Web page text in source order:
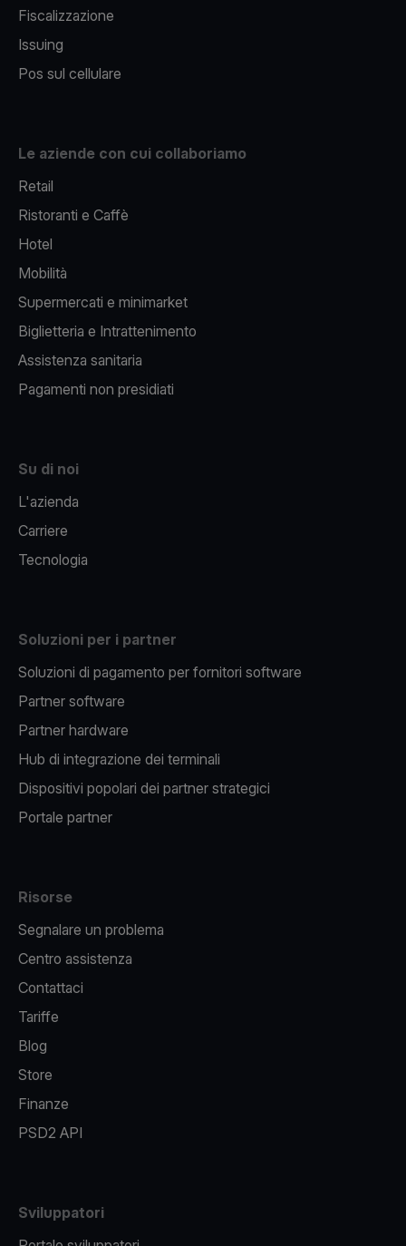
Fiscalizzazione
Issuing
Pos sul cellulare
Le aziende con cui collaboriamo
Retail
Ristoranti e Caffè
Hotel
Mobilità
Supermercati e minimarket
Biglietteria e Intrattenimento
Assistenza sanitaria
Pagamenti non presidiati
Su di noi
L'azienda
Carriere
Tecnologia
Soluzioni per i partner
Soluzioni di pagamento per fornitori software
Partner software
Partner hardware
Hub di integrazione dei terminali
Dispositivi popolari dei partner strategici
Portale partner
Risorse
Segnalare un problema
Centro assistenza
Contattaci
Tariffe
Blog
Store
Finanze
PSD2 API
Sviluppatori